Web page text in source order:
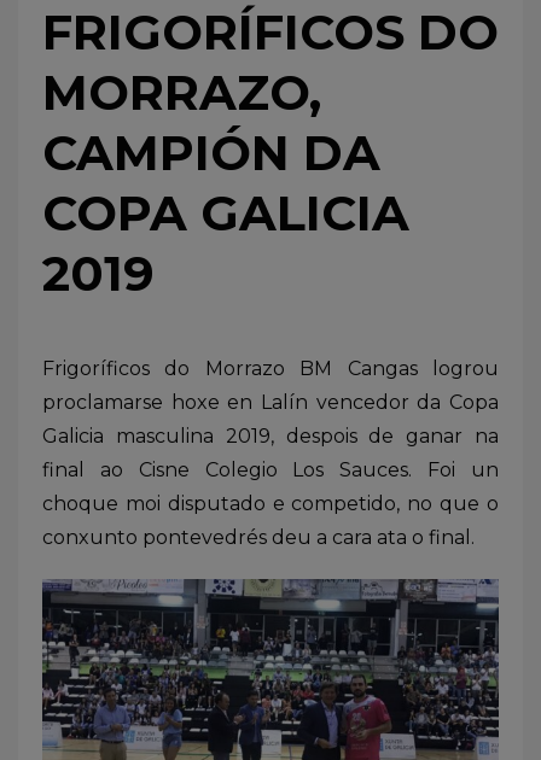
FRIGORÍFICOS DO
MORRAZO,
CAMPIÓN DA
COPA GALICIA
2019
Frigoríficos do Morrazo BM Cangas logrou
proclamarse hoxe en Lalín vencedor da Copa
Galicia masculina 2019, despois de ganar na
final ao Cisne Colegio Los Sauces. Foi un
choque moi disputado e competido, no que o
conxunto pontevedrés deu a cara ata o final.